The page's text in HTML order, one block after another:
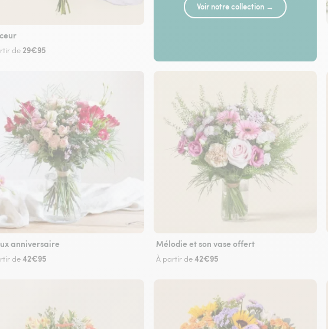
de 29€95
Voir notre collection →
anniversaire
de42€95
Mélodie et son vase offert
À partir de42€95